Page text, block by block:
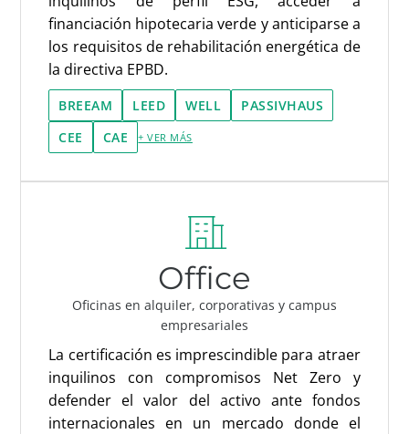
financiación hipotecaria verde y anticiparse a
los requisitos de rehabilitación energética de
la directiva EPBD.
BREEAM LEED WELL
PASSIVHAUS
CEE
CAE + VER MÁS
Office
Oficinas en alquiler, corporativas y campus
empresariales
La certificación es imprescindible para atraer
inquilinos con compromisos Net Zero y
defender el valor del activo ante fondos
internacionales en un mercado donde el